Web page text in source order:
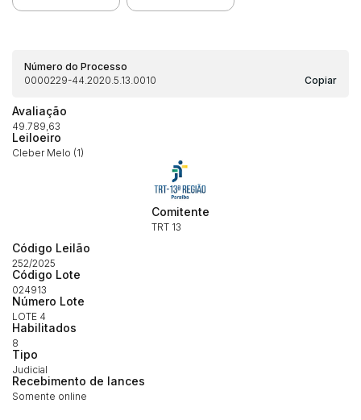
Número do Processo
0000229-44.2020.5.13.0010
Copiar
Avaliação
49.789,63
Leiloeiro
Cleber Melo (1)
Comitente
TRT 13
Código Leilão
252/2025
Código Lote
024913
Número Lote
LOTE 4
Habilitados
8
Tipo
Judicial
Recebimento de lances
Somente online